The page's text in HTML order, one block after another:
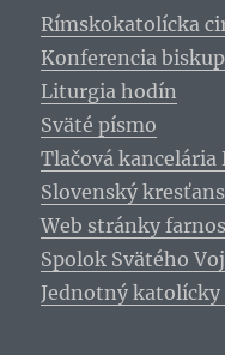
Rímskokatolícka
Konferencia
Liturgia hodín
Sväté písmo
Tlačová kancelária
Slovenský
Web stránky
Spolok Svätého
Jednotný